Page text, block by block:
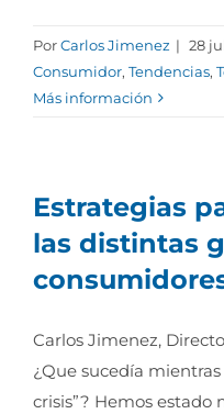
PorCarlos Jimenez | 28
Consumidor, Tendencias,
Más información
Estrategias
las distintas
Carlos Jimenez,
¿Que sucedía
crisis”? Hemos estado